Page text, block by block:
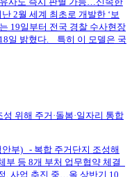
2월 세계 최초로 개발한 ‘보
19일부터 전국 경찰 수사현장
일 밝혔다. 특히 이 모델은 국
위해 주거·돌봄·일자리 통합
부) - 복합 주거단지 조성해
부 등 8개 부처 업무협약 체결
, 사업 추진 중…올 상반기 10